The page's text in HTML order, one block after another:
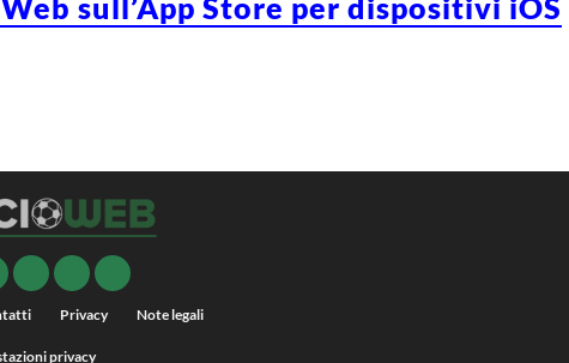
sull’App Store per dispositivi iOS
Privacy Note legali
privacy